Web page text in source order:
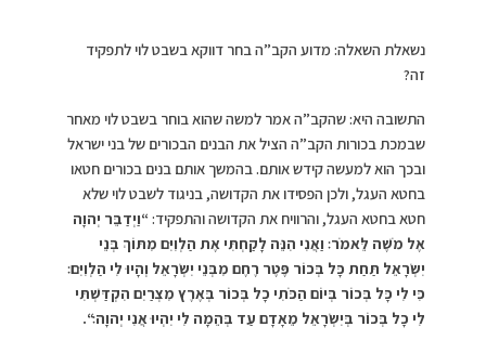
נשאלת השאלה: מדוע הקב”ה בחר דווקא בשבט לוי לתפקיד
זה?
התשובה היא: שהקב”ה אמר למשה שהוא בוחר בשבט לוי מאחר
שבמכת בכורות הקב”ה הציל את הבנים הבכורים של בני ישראל
ובכך הוא למעשה קידש אותם. בהמשך אותם בנים בכורים חטאו
בחטא העגל, ולכן הפסידו את הקדושה, בניגוד לשבט לוי שלא
חטא בחטא העגל, והרוויח את הקדושה והתפקיד:“וַיְדַבֵּר יְהוָה
אֶל מֹשֶׁה לֵּאמֹר׃ וַאֲנִי הִנֵּה לָקַחְתִּי אֶת הַלְוִיִּם מִתּוֹךְ בְּנֵי
יִשְׂרָאֵל תַּחַת כָּל בְּכוֹר פֶּטֶר רֶחֶם מִבְּנֵי יִשְׂרָאֵל וְהָיוּ לִי הַלְוִיִּם׃
כִּי לִי כָּל בְּכוֹר בְּיוֹם הַכֹּתִי כָל בְּכוֹר בְּאֶרֶץ מִצְרַיִם הִקְדַּשְׁתִּי
לִי כָל בְּכוֹר בְּיִשְׂרָאֵל מֵאָדָם עַד בְּהֵמָה לִי יִהְיוּ אֲנִי יְהוָה׃“
.